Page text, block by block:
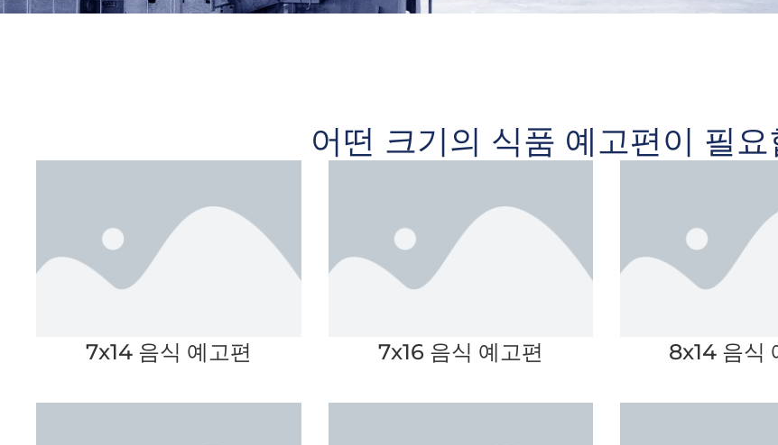
어떤 크기의 식품 예고편이 필
7x14 음식 예고편 7x16 음식 예고편 8x14 음식